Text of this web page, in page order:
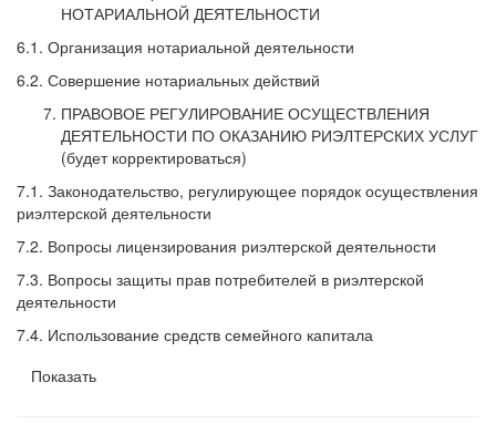
НОТАРИАЛЬНОЙ ДЕЯТЕЛЬНОСТИ
6.1. Организация нотариальной деятельности
6.2. Совершение нотариальных действий
ПРАВОВОЕ РЕГУЛИРОВАНИЕ ОСУЩЕСТВЛЕНИЯ
ДЕЯТЕЛЬНОСТИ ПО ОКАЗАНИЮ РИЭЛТЕРСКИХ УСЛУГ
(будет корректироваться)
7.1. Законодательство, регулирующее порядок осуществления
риэлтерской деятельности
7.2. Вопросы лицензирования риэлтерской деятельности
7.3. Вопросы защиты прав потребителей в риэлтерской
деятельности
7.4. Использование средств семейного капитала
Показать